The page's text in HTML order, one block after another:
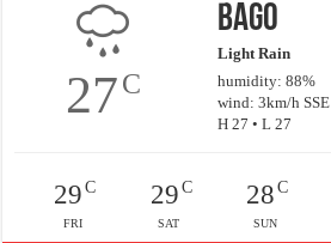
27C
Bago
Light Rain
humidity: 88%
wind: 3km/h SSE
H 27 • L 27
29C
FRI
29C
SAT
28 C
SUN